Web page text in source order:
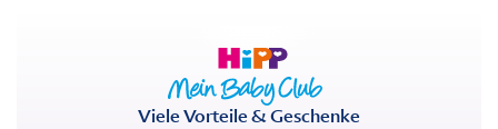
Viele Vorteile & Geschenke